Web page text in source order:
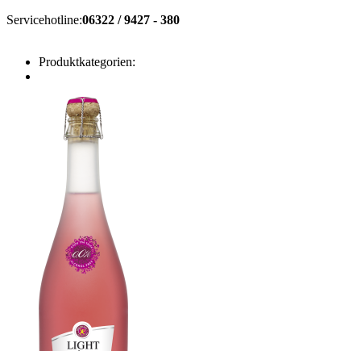
Servicehotline:06322 / 9427 - 380
Produktkategorien: